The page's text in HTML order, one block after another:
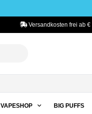
Versandkosten frei ab €
VAPESHOP BIG PUFFS